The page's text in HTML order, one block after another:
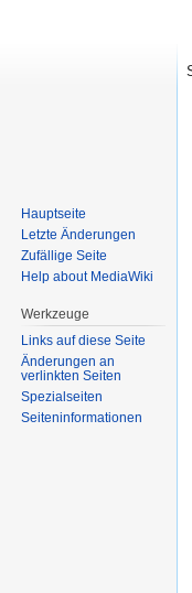
Hauptseite
Letzte Änderungen
Zufällige Seite
Help about MediaWiki
Werkzeuge
Links auf diese Seite
Änderungen an
verlinkten Seiten
Spezialseiten
Seiten­informationen